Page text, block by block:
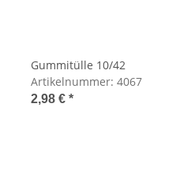
Gummitülle 10/42
Artikelnummer: 4067
2,98 € *